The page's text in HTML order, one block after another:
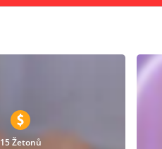
15 Žetonů